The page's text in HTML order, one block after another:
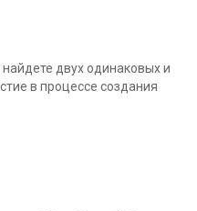
двух одинаковых и
в процессе создания